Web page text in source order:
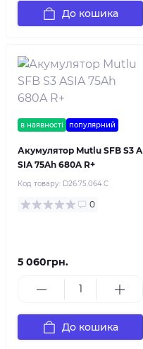
До кошика
в наявності популярний
Акумулятор Mutlu SFB S3 A
SIA 75Ah 680A R+
Код товару: D26.75.064.C
0
5 060грн.
До кошика